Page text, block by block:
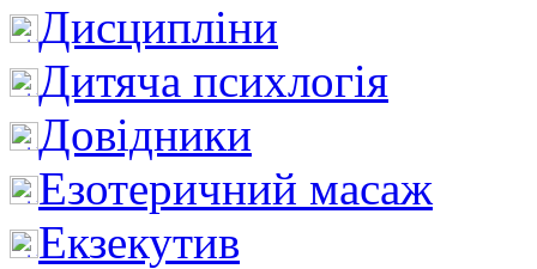
Дисципліни
Дитяча психлогія
Довідники
Езотеричний масаж
Екзекутив